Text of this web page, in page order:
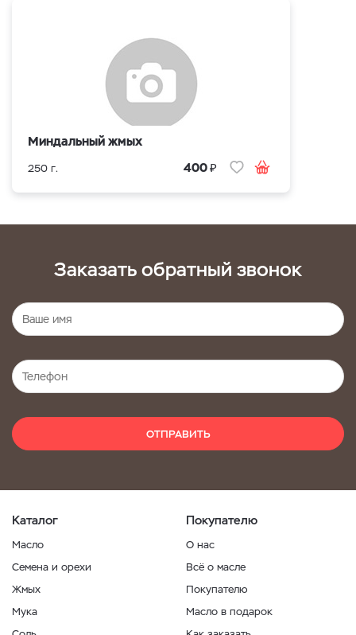
Миндальный жмых
250 г. 400₽
Заказать обратный звонок
ОТПРАВИТЬ
Каталог
Масло
Семена и орехи
Жмых
Мука
Покупателю
О нас
Всё о масле
Покупателю
Масло в подарок